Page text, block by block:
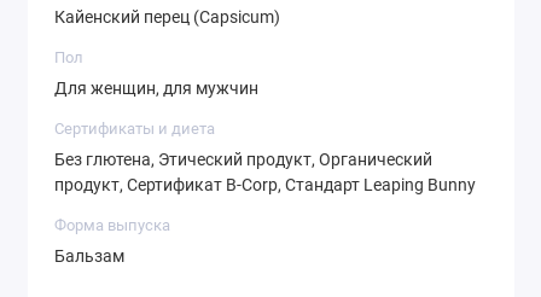
Предупреждение
полного использования.
Кайенский перец (Capsicum)
Пол
Для женщин, для мужчин
Сертификаты и диета
Без глютена, Этический продукт, Органический
продукт, Сертификат B-Corp, Стандарт Leaping Bunny
Форма выпуска
Бальзам